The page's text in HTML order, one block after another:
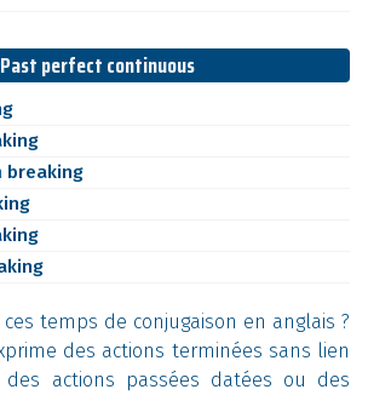
Past perfect continuous
breaking
temps de conjugaison en anglais ?
des actions terminées sans lien
actions passées datées ou des